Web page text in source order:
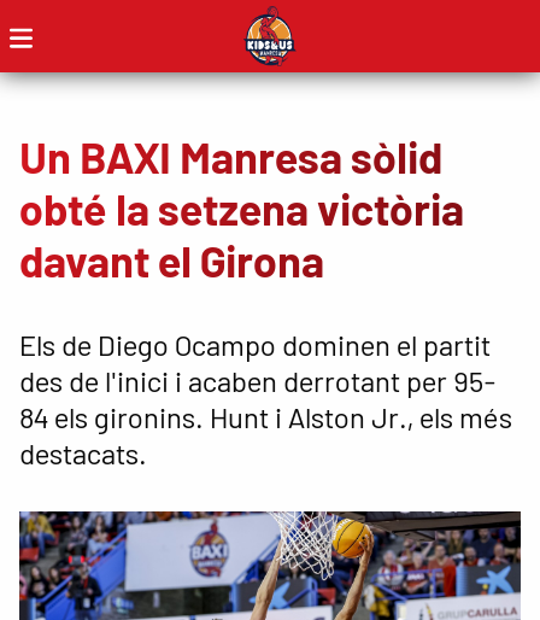
Un BAXI Manresa sòlid
obté la setzena victòria
davant el Girona
Els de Diego Ocampo dominen el partit
des de l'inici i acaben derrotant per 95-
84 els gironins. Hunt i Alston Jr., els més
destacats.